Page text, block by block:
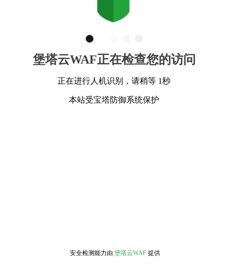
堡塔云WAF正在检查您的访问
正在进行人机识别，请稍等 1秒
本站受宝塔防御系统保护
安全检测能力由 堡塔云WAF 提供